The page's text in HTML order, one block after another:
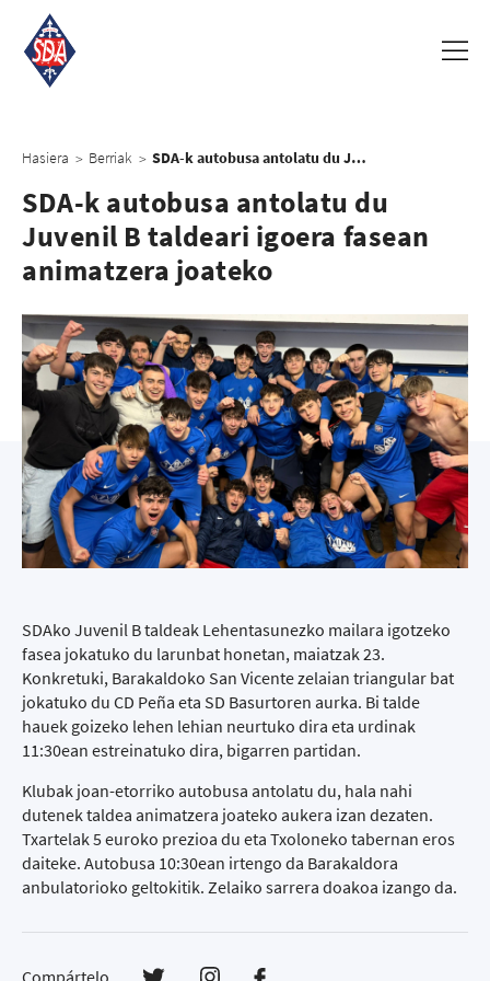
Hasiera > Berriak > SDA-k autobusa antolatu du Juvenil B taldeari igoera fasean animatzera joateko
SDA-k autobusa antolatu du
Juvenil B taldeari igoera fasean
animatzera joateko
SDAko Juvenil B taldeak Lehentasunezko mailara igotzeko
fasea jokatuko du larunbat honetan, maiatzak 23.
Konkretuki, Barakaldoko San Vicente zelaian triangular bat
jokatuko du CD Peña eta SD Basurtoren aurka. Bi talde
hauek goizeko lehen lehian neurtuko dira eta urdinak
11:30ean estreinatuko dira, bigarren partidan.
Klubak joan-etorriko autobusa antolatu du, hala nahi
dutenek taldea animatzera joateko aukera izan dezaten.
Txartelak 5 euroko prezioa du eta Txoloneko tabernan eros
daiteke. Autobusa 10:30ean irtengo da Barakaldora
anbulatorioko geltokitik. Zelaiko sarrera doakoa izango da.
Compártelo